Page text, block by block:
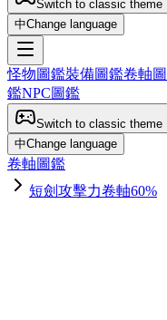
Switch to classic theme
中Change language
怪物圖鑑裝備圖鑑卷軸
鑑NPC圖鑑
Switch to classic theme
中Change language
卷軸圖鑑
短劍攻擊力卷軸60%